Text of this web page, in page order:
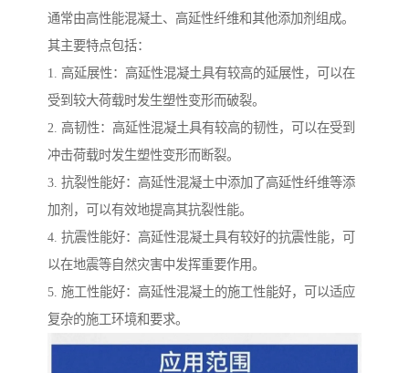
通常由高性能混凝土、高延性纤维和其他添加剂组成。
其主要特点包括：
1. 高延展性：高延性混凝土具有较高的延展性，可以在
受到较大荷载时发生塑性变形而破裂。
2. 高韧性：高延性混凝土具有较高的韧性，可以在受到
冲击荷载时发生塑性变形而断裂。
3. 抗裂性能好：高延性混凝土中添加了高延性纤维等添
加剂，可以有效地提高其抗裂性能。
4. 抗震性能好：高延性混凝土具有较好的抗震性能，可
以在地震等自然灾害中发挥重要作用。
5. 施工性能好：高延性混凝土的施工性能好，可以适应
复杂的施工环境和要求。